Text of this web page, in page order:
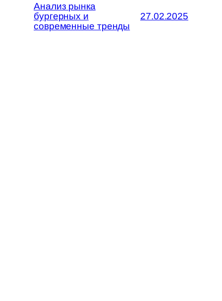
Анализ рынка
бургерных и
современные тренды
27.02.2025